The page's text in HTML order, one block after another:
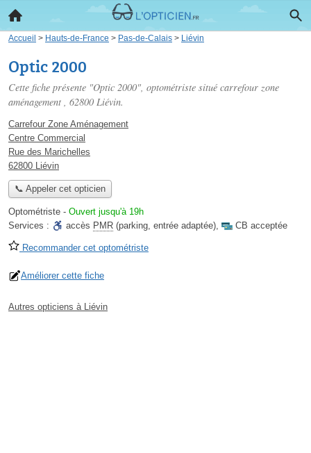
Accueil > Hauts-de-France > Pas-de-Calais > Liévin
Optic 2000
Cette fiche présente "Optic 2000", optométriste situé carrefour zone
aménagement , 62800 Liévin.
Carrefour Zone Aménagement
Centre Commercial
Rue des Marichelles
62800 Liévin
📞 Appeler cet opticien
Optométriste - Ouvert jusqu'à 19h
Services :
accès PMR (parking, entrée adaptée), CB acceptée
Recommander cet optométriste
Améliorer cette fiche
Autres opticiens à Liévin